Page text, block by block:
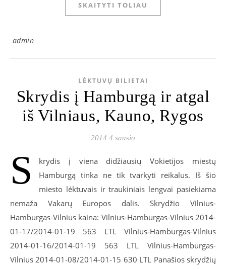
SKAITYTI TOLIAU
admin
LĖKTUVŲ BILIETAI
Skrydis į Hamburgą ir atgal
iš Vilniaus, Kauno, Rygos
2014 4 sausio
S
krydis į viena didžiausių Vokietijos miestų
Hamburgą tinka ne tik tvarkyti reikalus. Iš šio
miesto lėktuvais ir traukiniais lengvai pasiekiama
nemaža Vakarų Europos dalis. Skrydžio Vilnius-
Hamburgas-Vilnius kaina: Vilnius-Hamburgas-Vilnius 2014-
01-17/2014-01-19 563 LTL Vilnius-Hamburgas-Vilnius
2014-01-16/2014-01-19 563 LTL Vilnius-Hamburgas-
Vilnius 2014-01-08/2014-01-15 630 LTL Panašios skrydžių